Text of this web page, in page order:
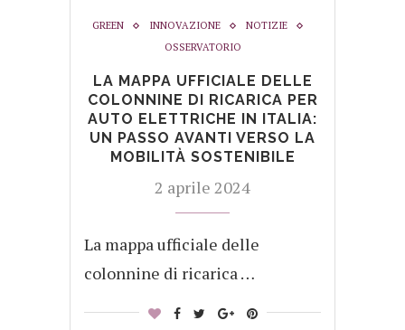
GREEN INNOVAZIONE
NOTIZIE
OSSERVATORIO
LA MAPPA UFFICIALE DELLE
COLONNINE DI RICARICA PER
AUTO ELETTRICHE IN ITALIA:
UN PASSO AVANTI VERSO LA
MOBILITÀ SOSTENIBILE
2 aprile 2024
La mappa ufficiale delle
colonnine di ricarica …